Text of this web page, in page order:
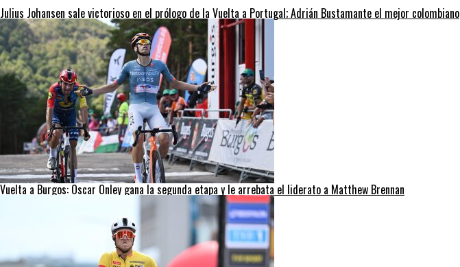
Julius Johansen sale victorioso en el prólogo de la Vuelta a Portugal; Adrián Bustamante el mejor colombiano
Vuelta a Burgos: Oscar Onley gana la segunda etapa y le arrebata el liderato a Matthew Brennan